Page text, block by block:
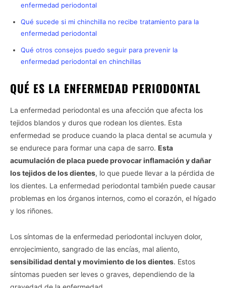
enfermedad periodontal
Qué sucede si mi chinchilla no recibe tratamiento para la
enfermedad periodontal
Qué otros consejos puedo seguir para prevenir la
enfermedad periodontal en chinchillas
QUÉ ES LA ENFERMEDAD PERIODONTAL
La enfermedad periodontal es una afección que afecta los
tejidos blandos y duros que rodean los dientes. Esta
enfermedad se produce cuando la placa dental se acumula y
se endurece para formar una capa de sarro. Esta
acumulación de placa puede provocar inflamación y dañar
los tejidos de los dientes, lo que puede llevar a la pérdida de
los dientes. La enfermedad periodontal también puede causar
problemas en los órganos internos, como el corazón, el hígado
y los riñones.
Los síntomas de la enfermedad periodontal incluyen dolor,
enrojecimiento, sangrado de las encías, mal aliento,
sensibilidad dental y movimiento de los dientes. Estos
síntomas pueden ser leves o graves, dependiendo de la